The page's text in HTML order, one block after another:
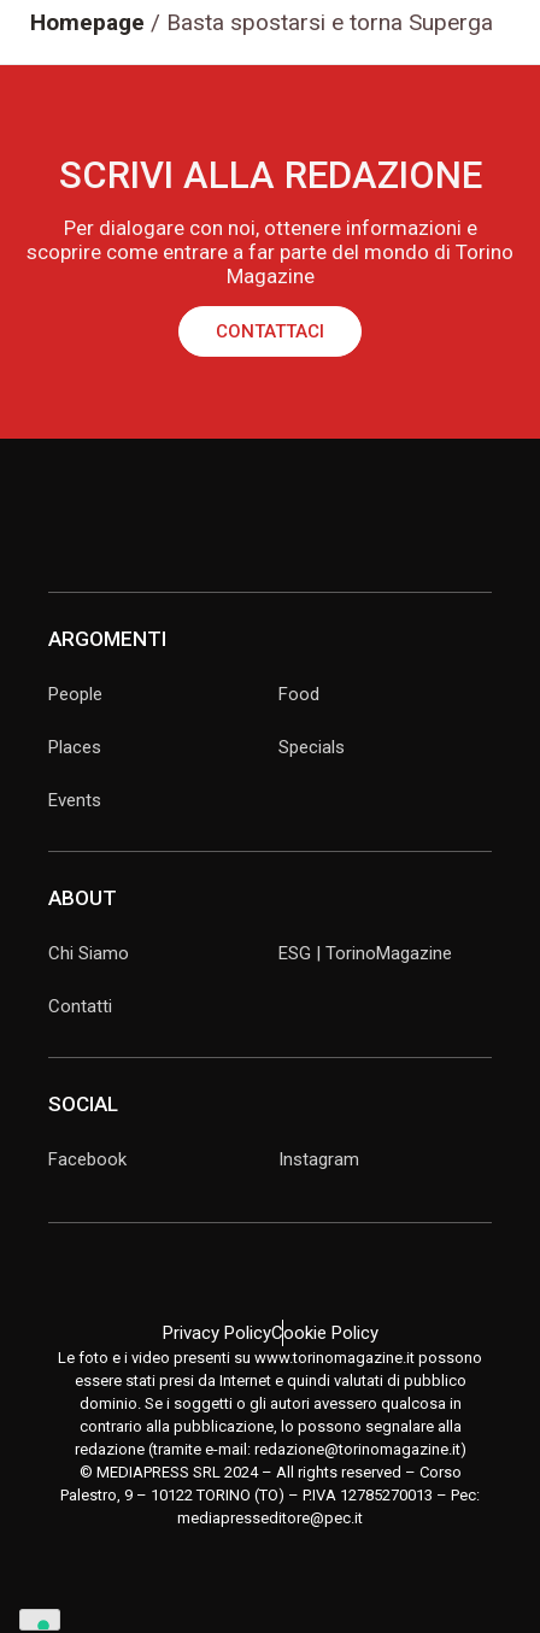
Homepage / Basta spostarsi e torna Superga
SCRIVI ALLA REDAZIONE
Per dialogare con noi, ottenere informazioni e
scoprire come entrare a far parte del mondo di Torino
Magazine
CONTATTACI
ARGOMENTI
People
Places
Events
Food
Specials
ABOUT
Chi Siamo
Contatti
ESG | TorinoMagazine
SOCIAL
Facebook Instagram
Privacy PolicyCookie Policy
Le foto e i video presenti su www.torinomagazine.it possono
essere stati presi da Internet e quindi valutati di pubblico
dominio. Se i soggetti o gli autori avessero qualcosa in
contrario alla pubblicazione, lo possono segnalare alla
redazione (tramite e-mail: redazione@torinomagazine.it)
© MEDIAPRESS SRL 2024 – All rights reserved – Corso
Palestro, 9 – 10122 TORINO (TO) – P.IVA 12785270013 – Pec:
mediapresseditore@pec.it